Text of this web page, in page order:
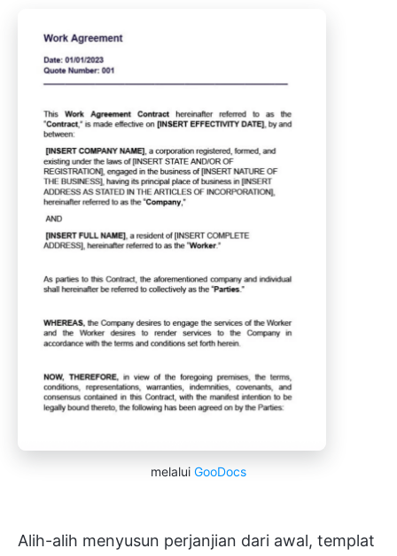
melalui GooDocs
Alih-alih menyusun perjanjian dari awal, templat